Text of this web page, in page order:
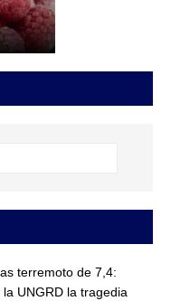
terremoto de 7,4:
UNGRD la tragedia